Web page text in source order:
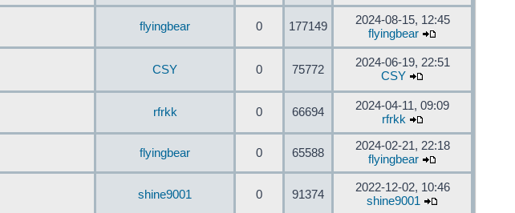
flyingbear 0 177149
2024-08-15, 12:45
flyingbear
CSY 0 75772
2024-06-19, 22:51
CSY
rfrkk 0 66694
2024-04-11, 09:09
rfrkk
flyingbear 0 65588
2024-02-21, 22:18
flyingbear
shine9001 0 91374
2022-12-02, 10:46
shine9001